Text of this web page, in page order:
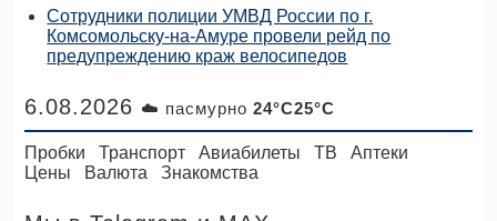
Сотрудники полиции УМВД России по г.
Комсомольску-на-Амуре провели рейд по
предупреждению краж велосипедов
6.08.2026 ☁️ пасмурно24°C25°C
Пробки Транспорт Авиабилеты ТВ
Аптеки
Цены
Валюта Знакомства